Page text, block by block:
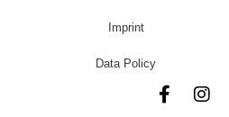
Imprint
Data Policy